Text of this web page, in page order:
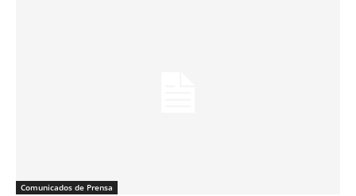
Comunicados de Prensa